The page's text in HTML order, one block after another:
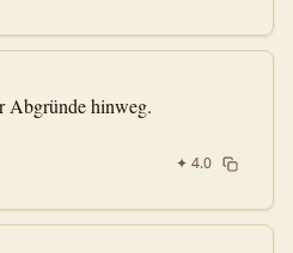
Abgründe hinweg.
✦ 4.0